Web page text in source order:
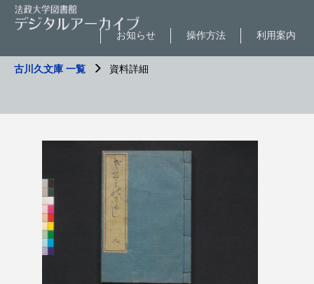
利用案内
操作方法
お知らせ
古川久文庫 一覧 資料詳細